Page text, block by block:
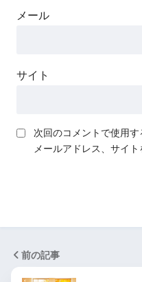
メール
サイト
次回のコメントで使用す
メールアドレス、サイト
前の記事